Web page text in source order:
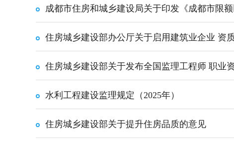
成都市住房和城乡建设局关于印发《成都市限
住房城乡建设部办公厅关于启用建筑业企业 资
住房城乡建设部关于发布全国监理工程师 职业
水利工程建设监理规定（2025年）
住房城乡建设部关于提升住房品质的意见